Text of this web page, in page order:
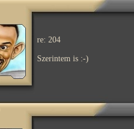
re: 204
Szerintem is :-)